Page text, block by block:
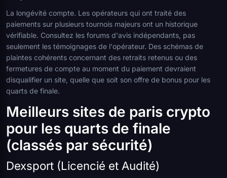
La longévité compte. Les opérateurs qui ont traité des
paiements sur plusieurs tournois majeurs ont un historique
vérifiable. Consultez les forums d'avis indépendants, pas
seulement les témoignages de l'opérateur. Des schémas de
plaintes cohérents concernant des retraits retenus ou des
fermetures de compte au moment du paiement devraient
disqualifier un site, quelle que soit son offre de bonus pour les
quarts de finale.
Meilleurs sites de paris crypto
pour les quarts de finale
(classés par sécurité)
Dexsport (Licencié et Audité)